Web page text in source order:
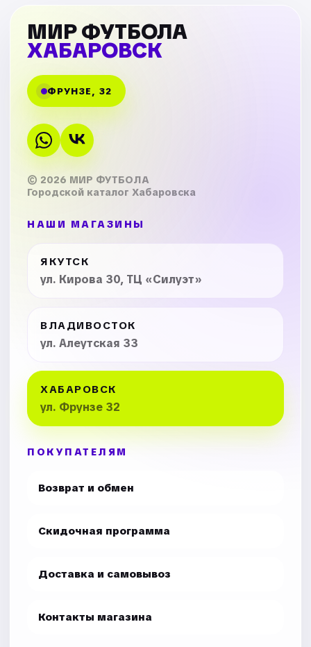
МИР ФУТБОЛА
ХАБАРОВСК
ФРУНЗЕ, 32
© 2026 МИР ФУТБОЛА
Городской каталог Хабаровска
НАШИ МАГАЗИНЫ
ЯКУТСК
ул. Кирова 30, ТЦ «Силуэт»
ВЛАДИВОСТОК
ул. Алеутская 33
ХАБАРОВСК
ул. Фрунзе 32
ПОКУПАТЕЛЯМ
Возврат и обмен
Скидочная программа
Доставка и самовывоз
Контакты магазина